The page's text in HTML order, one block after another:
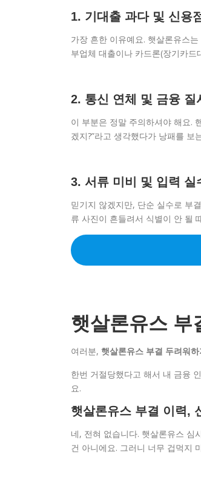
1. 기대출 과다 및 신용
가장 흔한 이유예요. 햇살론유스
부업체 대출이나 카드론(장기카
2. 통신 연체 및 금융 질
이 부분은 정말 주의하셔야 해요.
겠지?”라고 생각했다가 낭패를
3. 서류 미비 및 입력 실
믿기지 않겠지만, 단순 실수로 부
류 사진이 흔들려서 식별이 안 될
햇살론유스 부
여러분, 햇살론유스 부결 두려워
한번 거절당했다고 해서 내 금융
요.
햇살론유스 부결 이력,
네, 전혀 없습니다. 햇살론유스 심
건 아니에요. 그러니 너무 겁먹지